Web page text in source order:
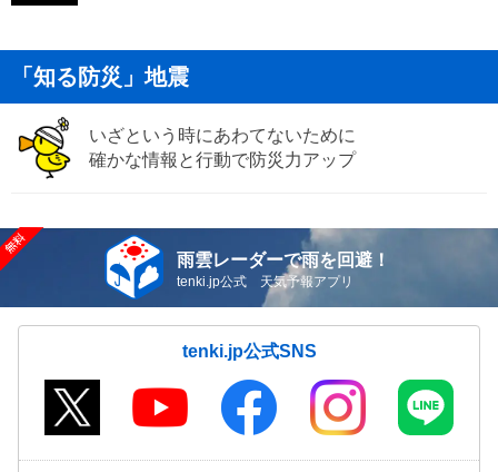
「知る防災」地震
いざという時にあわてないために
確かな情報と行動で防災力アップ
雨雲レーダーで雨を回避！
tenki.jp公式 天気予報アプリ
tenki.jp公式SNS